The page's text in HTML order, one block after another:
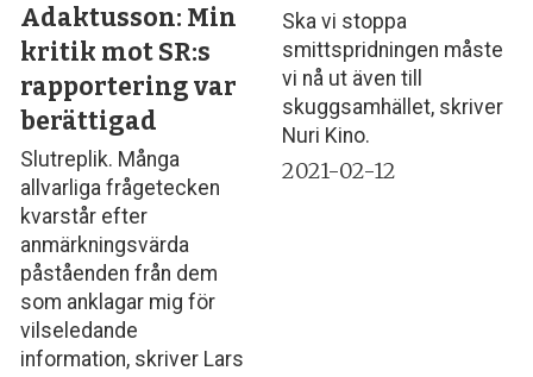
Adaktusson: Min
kritik mot SR:s
rapportering var
berättigad
Slutreplik. Många
allvarliga frågetecken
kvarstår efter
anmärkningsvärda
påståenden från dem
som anklagar mig för
vilseledande
information, skriver Lars
Ska vi stoppa
smittspridningen måste
vi nå ut även till
skuggsamhället, skriver
Nuri Kino.
2021-02-12